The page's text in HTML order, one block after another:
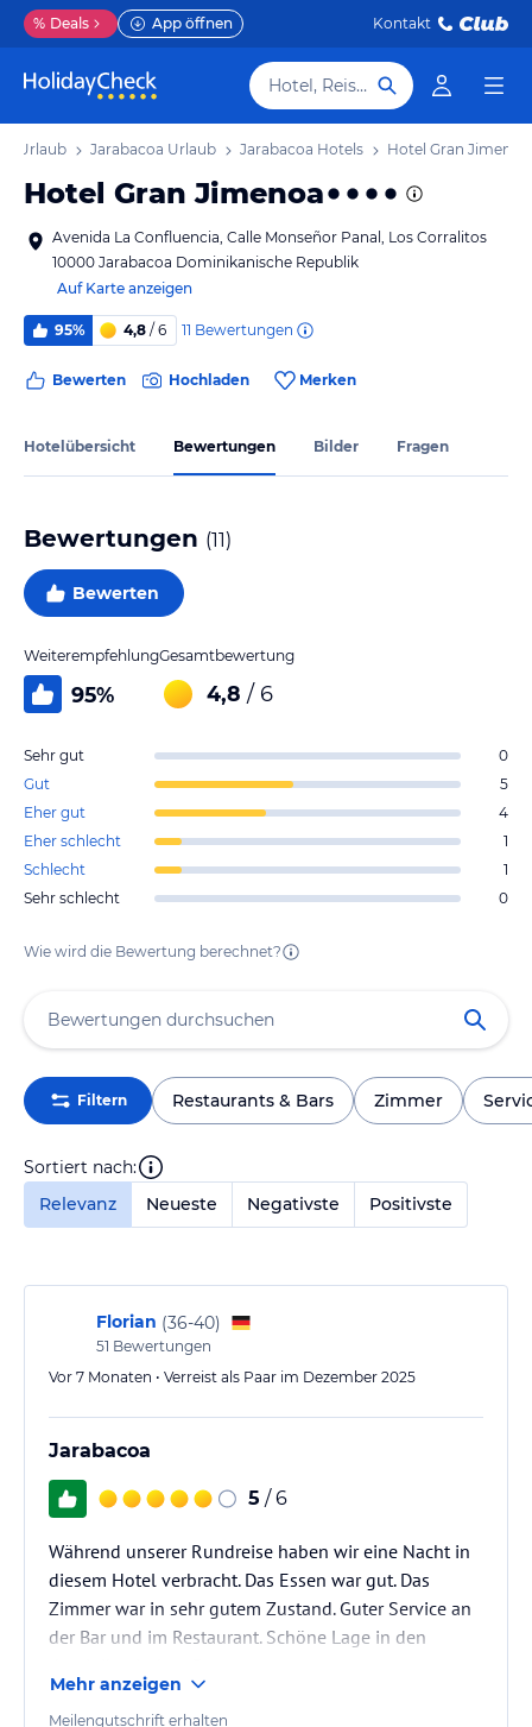
% Deals App öffnen Kontakt
Hotel, Reiseziel
Urlaub Jarabacoa Urlaub Jarabacoa Hotels Hotel Gran Jimenoa
Hotel Gran Jimenoa
Avenida La Confluencia, Calle Monseñor Panal, Los Corralitos
10000 Jarabacoa Dominikanische Republik
Auf Karte anzeigen
95% 4,8 / 6 11 Bewertungen
Bewerten Hochladen Merken
Hotelübersicht Bewertungen Bilder Fragen
Bewertungen (11)
Bewerten
Weiterempfehlung
95%
Gesamtbewertung
4,8 / 6
Sehr gut
0
Gut
5
Eher gut
4
Eher schlecht
1
Schlecht
1
Sehr schlecht
0
Wie wird die Bewertung berechnet?
Filtern Restaurants & Bars Zimmer
Sortiert nach:
Relevanz
Neueste Negativste Positivste
Florian (36-40)
51 Bewertungen
Vor 7 Monaten • Verreist als Paar im Dezember 2025
Jarabacoa
5 / 6
Während unserer Rundreise haben wir eine Nacht in
diesem Hotel verbracht. Das Essen war gut. Das
Zimmer war in sehr gutem Zustand. Guter Service an
der Bar und im Restaurant. Schöne Lage in den
Mehr anzeigen
Meilengutschrift erhalten